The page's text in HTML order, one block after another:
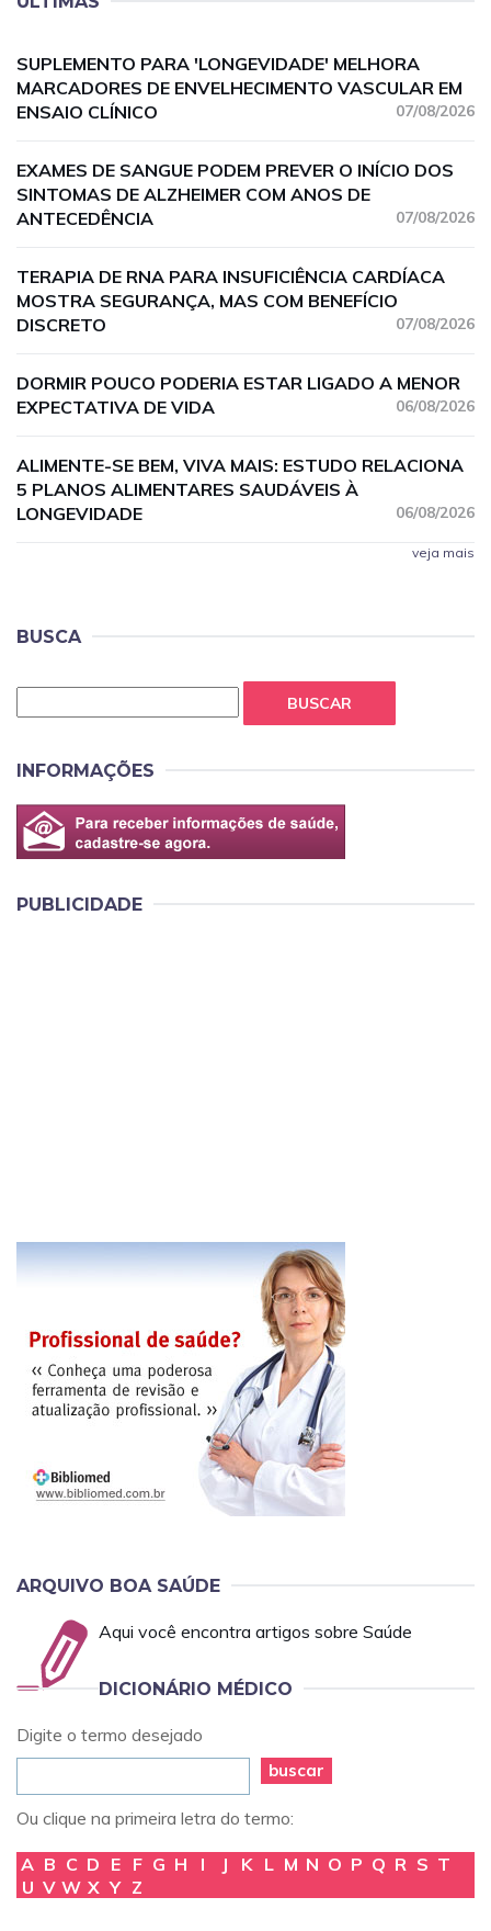
SUPLEMENTO PARA 'LONGEVIDADE' MELHORA
MARCADORES DE ENVELHECIMENTO VASCULAR EM
ENSAIO CLÍNICO
07/08/2026
EXAMES DE SANGUE PODEM PREVER O INÍCIO DOS
SINTOMAS DE ALZHEIMER COM ANOS DE
ANTECEDÊNCIA
07/08/2026
TERAPIA DE RNA PARA INSUFICIÊNCIA CARDÍACA
MOSTRA SEGURANÇA, MAS COM BENEFÍCIO
DISCRETO
07/08/2026
DORMIR POUCO PODERIA ESTAR LIGADO A MENOR
EXPECTATIVA DE VIDA
06/08/2026
ALIMENTE-SE BEM, VIVA MAIS: ESTUDO RELACIONA
5 PLANOS ALIMENTARES SAUDÁVEIS À
LONGEVIDADE
06/08/2026
veja mais
BUSCA
BUSCAR
INFORMAÇÕES
PUBLICIDADE
ARQUIVO BOA SAÚDE
Aqui você encontra artigos sobre Saúde
DICIONÁRIO MÉDICO
Digite o termo desejado
buscar
Ou clique na primeira letra do termo:
A B C D E F G H I J K L M N O P Q R S T
U V W X Y Z